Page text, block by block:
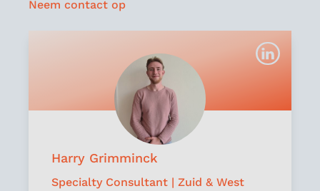
Neem contact op
Harry Grimminck
Specialty Consultant | Zuid & West